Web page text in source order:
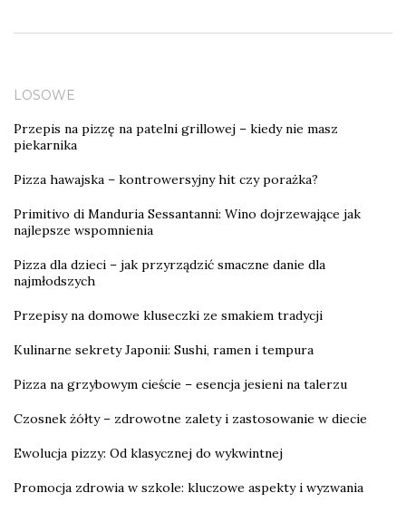
LOSOWE
Przepis na pizzę na patelni grillowej – kiedy nie masz
piekarnika
Pizza hawajska – kontrowersyjny hit czy porażka?
Primitivo di Manduria Sessantanni: Wino dojrzewające jak
najlepsze wspomnienia
Pizza dla dzieci – jak przyrządzić smaczne danie dla
najmłodszych
Przepisy na domowe kluseczki ze smakiem tradycji
Kulinarne sekrety Japonii: Sushi, ramen i tempura
Pizza na grzybowym cieście – esencja jesieni na talerzu
Czosnek żółty – zdrowotne zalety i zastosowanie w diecie
Ewolucja pizzy: Od klasycznej do wykwintnej
Promocja zdrowia w szkole: kluczowe aspekty i wyzwania